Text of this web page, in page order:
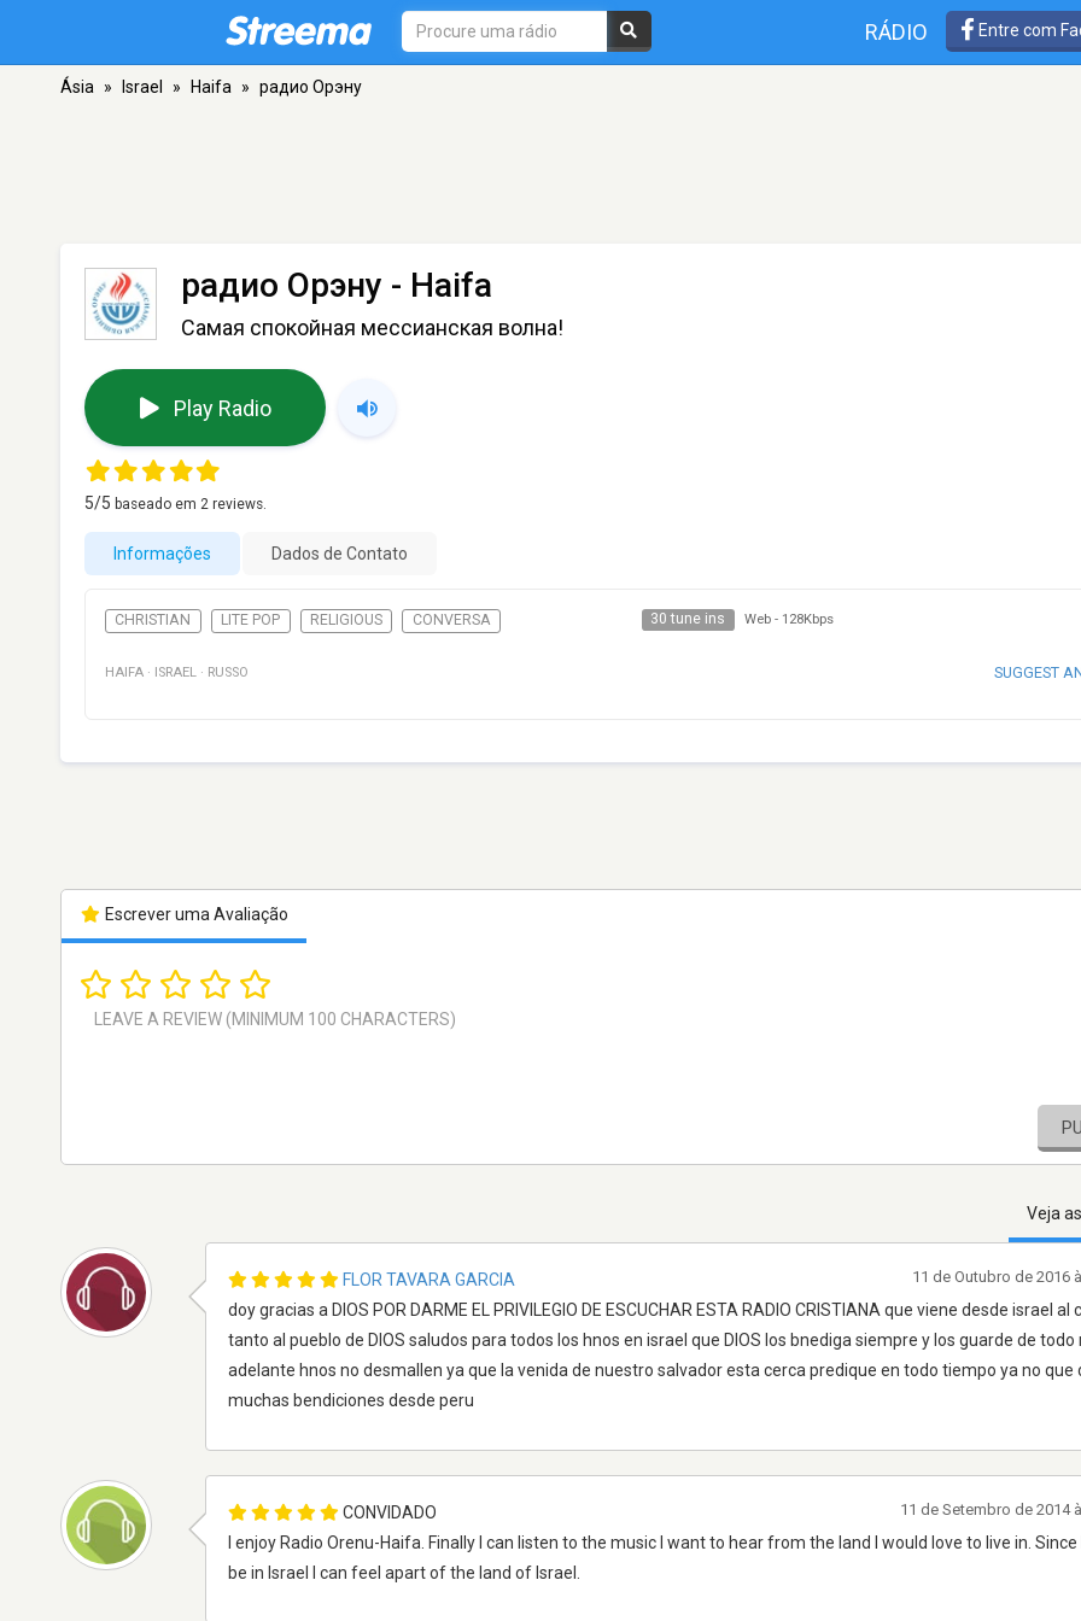
RÁDIO Entre com
Ásia » Israel » Haifa » радио Орэну
радио Орэну - Haifa
Самая спокойная мессианская волна!
Play Radio
5/5 baseado em 2 reviews.
Informações Dados de Contato
CHRISTIAN LITE POP RELIGIOUS CONVERSA 30 tune ins Web - 128Kbps
HAIFA · ISRAEL · RUSSO SUGGEST
Escrever uma Avaliação
Veja
FLOR TAVARA GARCIA
doy gracias a DIOS POR DARME EL PRIVILEGIO DE ESCUCHAR ESTA RADIO CRISTIANA que viene desde israel al
tanto al pueblo de DIOS saludos para todos los hnos en israel que DIOS los bnediga siempre y los guarde de todo
adelante hnos no desmallen ya que la venida de nuestro salvador esta cerca predique en todo tiempo ya no que
muchas bendiciones desde peru
11 de Outubro de 2016
CONVIDADO
I enjoy Radio Orenu-Haifa. Finally I can listen to the music I want to hear from the land I would love to live in.
be in Israel I can feel apart of the land of Israel.
11 de Setembro de 2014